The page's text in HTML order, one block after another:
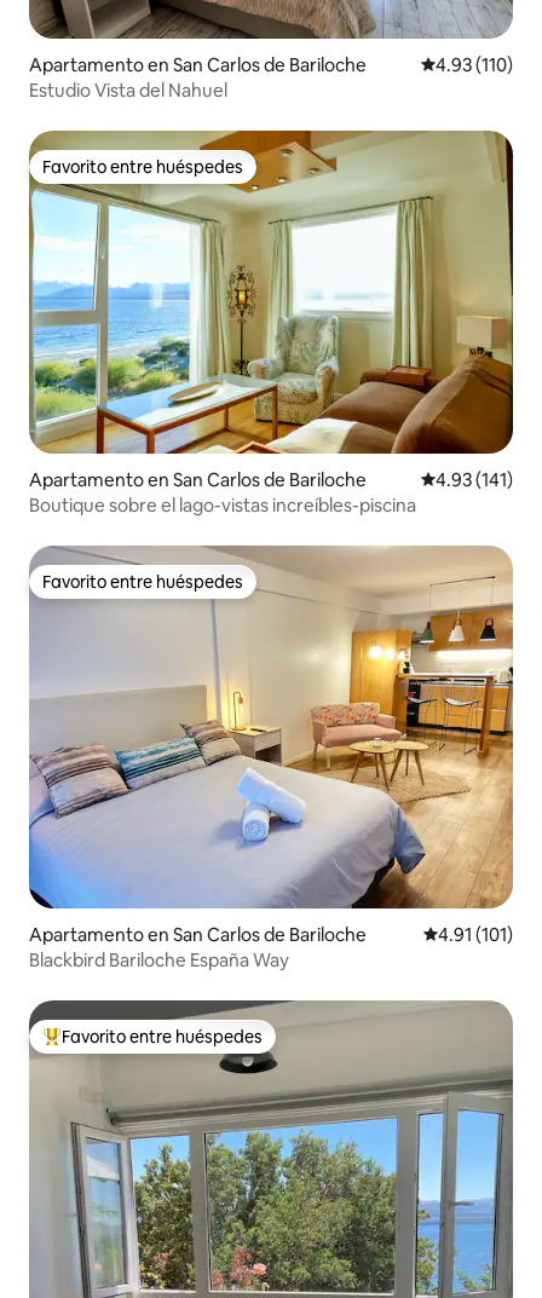
Apartamento en San Carlos de Bariloche Calificación
4.93 (110)
Estudio Vista del Nahuel
Favorito entre huéspedes
Favorito entre huéspedes
Apartamento en San Carlos de Bariloche Calificación
4.93 (141)
Boutique sobre el lago-vistas increíbles-piscina
Favorito entre huéspedes
Favorito entre huéspedes
Apartamento en San Carlos de Bariloche Calificación
4.91 (101)
Blackbird Bariloche España Way
Favorito entre huéspedes preferido
Favorito entre huéspedes